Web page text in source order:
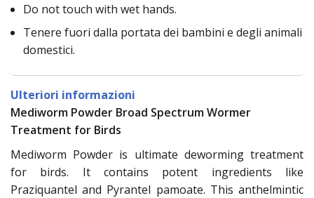
Do not touch with wet hands.
Tenere fuori dalla portata dei bambini e degli animali
domestici.
Ulteriori informazioni
Mediworm Powder Broad Spectrum Wormer
Treatment for Birds
Mediworm Powder is ultimate deworming treatment
for birds. It contains potent ingredients like
Praziquantel and Pyrantel pamoate. This anthelmintic